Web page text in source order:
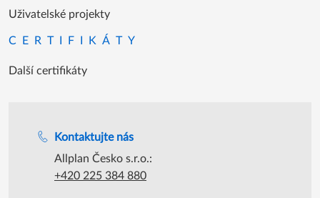
Kontaktujte nás
Allplan Česko s.r.o.:
+420 225 384 880
Uživatelské projekty
CERTIFIKÁTY
Další certifikáty